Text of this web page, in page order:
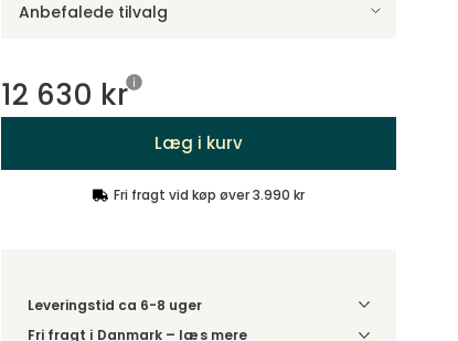
Anbefalede tilvalg
12 630 kr
Læg i kurv
Fri fragt vid køp øver 3.990 kr
Leveringstid ca 6-8 uger
Fri fragt i Danmark – læs mere